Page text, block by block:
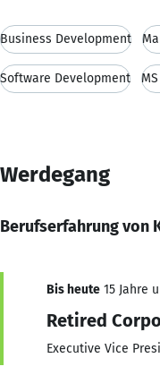
Business Development
Software Development
Werdegang
Berufserfahrung von
Bis heute 15 Jahre
Retired
Executive Vice